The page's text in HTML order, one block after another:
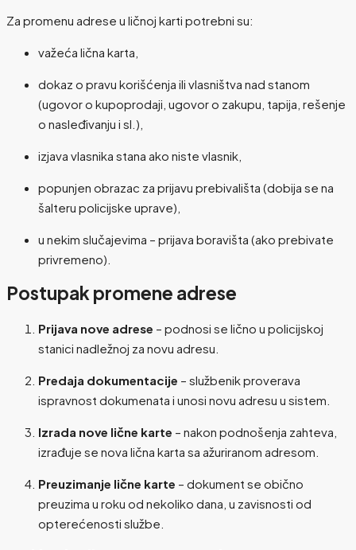
Za promenu adrese u ličnoj karti potrebni su:
važeća lična karta,
dokaz o pravu korišćenja ili vlasništva nad stanom
(ugovor o kupoprodaji, ugovor o zakupu, tapija, rešenje
o nasleđivanju i sl.),
izjava vlasnika stana ako niste vlasnik,
popunjen obrazac za prijavu prebivališta (dobija se na
šalteru policijske uprave),
u nekim slučajevima – prijava boravišta (ako prebivate
privremeno).
Postupak promene adrese
Prijava nove adrese – podnosi se lično u policijskoj
stanici nadležnoj za novu adresu.
Predaja dokumentacije – službenik proverava
ispravnost dokumenata i unosi novu adresu u sistem.
Izrada nove lične karte – nakon podnošenja zahteva,
izrađuje se nova lična karta sa ažuriranom adresom.
Preuzimanje lične karte – dokument se obično
preuzima u roku od nekoliko dana, u zavisnosti od
opterećenosti službe.